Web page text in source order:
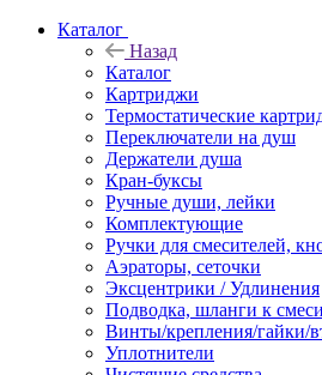
Каталог
Назад
Каталог
Картриджи
Термостатические
Переключатели на душ
Держатели душа
Кран-буксы
Ручные души, лейки
Комплектующие
Ручки для смесителей,
Аэраторы, сеточки
Эксцентрики / Удлинения
Подводка, шланги к
Винты/крепления/гайки/
Уплотнители